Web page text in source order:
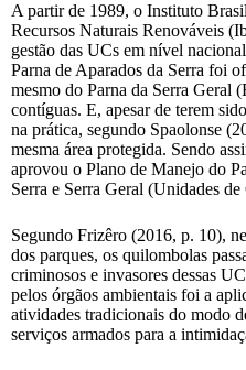
A partir de 1989, o Instituto
Recursos Naturais Renováveis
gestão das UCs em nível
Parna de Aparados da Serra foi
mesmo do Parna da Serra Geral
contíguas. E, apesar de terem
na prática, segundo Spaolonse
mesma área protegida. Sendo
aprovou o Plano de Manejo do
Serra e Serra Geral (Unidades
Segundo Frizêro (2016, p. 10),
dos parques, os quilombolas
criminosos e invasores dessas
pelos órgãos ambientais foi a
atividades tradicionais do modo
serviços armados para a